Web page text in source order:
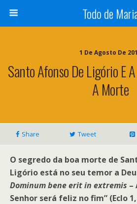
Todo de
1 De Agosto De
Santo Afonso De Ligório E
A Morte
Share Tweet
O segredo da boa morte de
Ligório está no seu temor a
Dominum bene erit in extremis –
Senhor será feliz no fim” (Eclo